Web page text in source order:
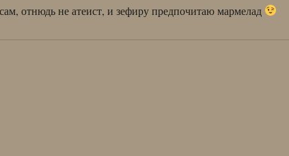
отнюдь не атеист, и зефиру предпочитаю мармелад